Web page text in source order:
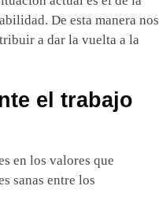
De esta manera nos
a dar la vuelta a la
el trabajo
en los valores que
sanas entre los